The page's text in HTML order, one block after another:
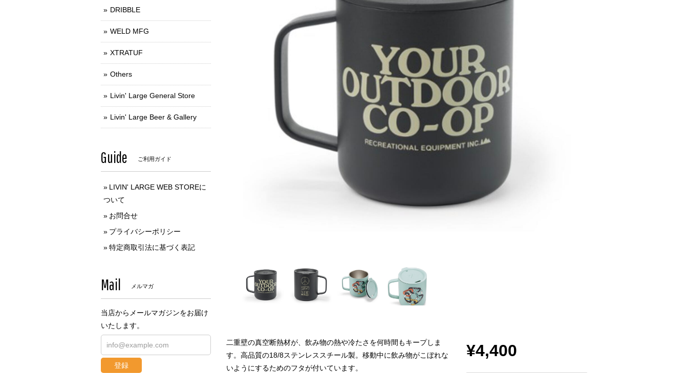
二重壁の真空断熱材が、飲み物の熱や冷たさを何時間もキープしま
す。高品質の18/8ステンレススチール製。移動中に飲み物がこぼれな
いようにするためのフタが付いています。
¥4,400
DRIBBLE
WELD MFG
XTRATUF
Others
Livin' Large General Store
Livin' Large Beer & Gallery
Guide ご利用ガイド
LIVIN' LARGE WEB STOREに
ついて
お問合せ
プライバシーポリシー
特定商取引法に基づく表記
Mail メルマガ
当店からメールマガジンをお届け
いたします。
登録